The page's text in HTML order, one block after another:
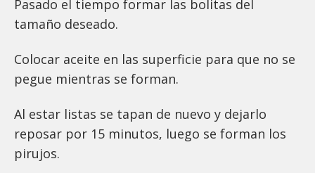
Pasado el tiempo formar las bolitas del
tamaño deseado.
Colocar aceite en las superficie para que no se
pegue mientras se forman.
Al estar listas se tapan de nuevo y dejarlo
reposar por 15 minutos, luego se forman los
pirujos.